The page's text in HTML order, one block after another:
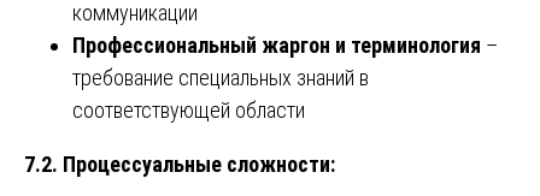
коммуникации
Профессиональный жаргон и терминология –
требование специальных знаний в
соответствующей области
7.2. Процессуальные сложности: